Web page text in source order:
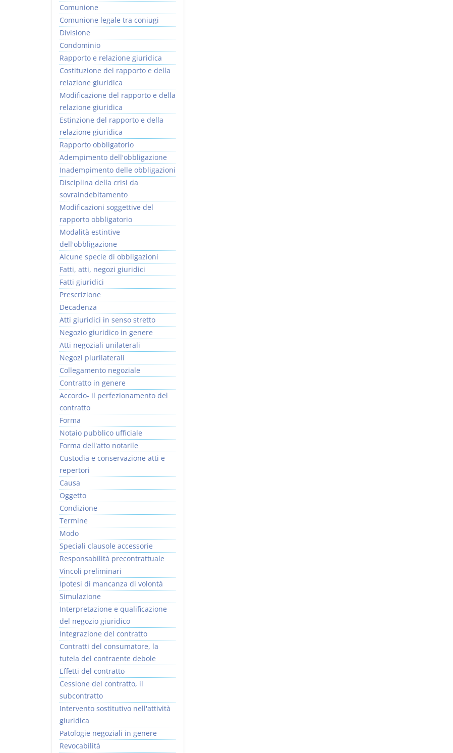
Comunione
Comunione legale tra coniugi
Divisione
Condominio
Rapporto e relazione giuridica
Costituzione del rapporto e della
relazione giuridica
Modificazione del rapporto e della
relazione giuridica
Estinzione del rapporto e della
relazione giuridica
Rapporto obbligatorio
Adempimento dell'obbligazione
Inadempimento delle obbligazioni
Disciplina della crisi da
sovraindebitamento
Modificazioni soggettive del
rapporto obbligatorio
Modalità estintive
dell'obbligazione
Alcune specie di obbligazioni
Fatti, atti, negozi giuridici
Fatti giuridici
Prescrizione
Decadenza
Atti giuridici in senso stretto
Negozio giuridico in genere
Atti negoziali unilaterali
Negozi plurilaterali
Collegamento negoziale
Contratto in genere
Accordo- il perfezionamento del
contratto
Forma
Notaio pubblico ufficiale
Forma dell'atto notarile
Custodia e conservazione atti e
repertori
Causa
Oggetto
Condizione
Termine
Modo
Speciali clausole accessorie
Responsabilità precontrattuale
Vincoli preliminari
Ipotesi di mancanza di volontà
Simulazione
Interpretazione e qualificazione
del negozio giuridico
Integrazione del contratto
Contratti del consumatore, la
tutela del contraente debole
Effetti del contratto
Cessione del contratto, il
subcontratto
Intervento sostitutivo nell'attività
giuridica
Patologie negoziali in genere
Revocabilità